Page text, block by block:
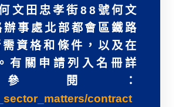
文田忠孝街88號何文
事處北部都會區鐵路
資格和條件，以及在
有關申請列入名冊詳
閱：
contract